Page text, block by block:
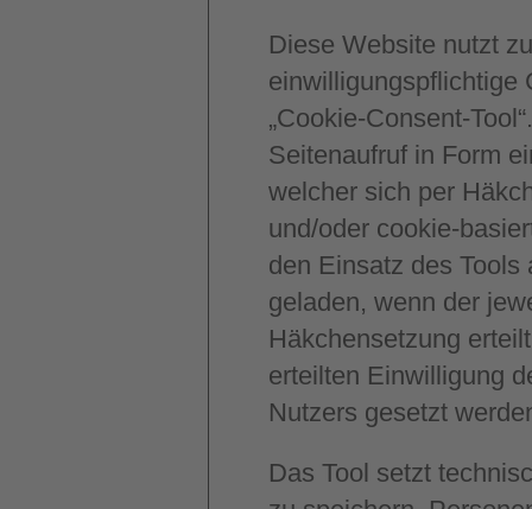
Diese Website nutzt
einwilligungspflichtige
„Cookie-Consent-
Seitenaufruf in Form
welcher sich per
und/oder cookie-
den Einsatz des
geladen, wenn der
Häkchensetzung
erteilten Einwilligung
Nutzers gesetzt
Das Tool setzt